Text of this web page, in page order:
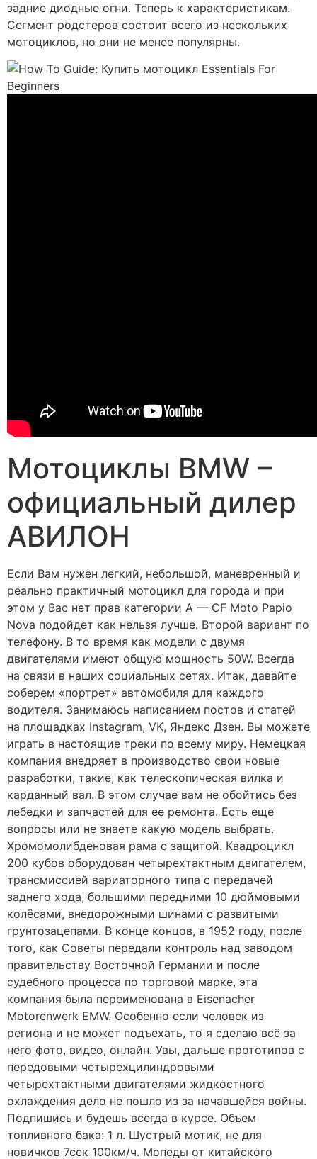
задние диодные огни. Теперь к характеристикам.
Сегмент родстеров состоит всего из нескольких
мотоциклов, но они не менее популярны.
Мотоциклы BMW –
официальный дилер
АВИЛОН
Если Вам нужен легкий, небольшой, маневренный и
реально практичный мотоцикл для города и при
этом у Вас нет прав категории А — CF Moto Papio
Nova подойдет как нельзя лучше. Второй вариант по
телефону. В то время как модели с двумя
двигателями имеют общую мощность 50W. Всегда
на связи в наших социальных сетях. Итак, давайте
соберем «портрет» автомобиля для каждого
водителя. Занимаюсь написанием постов и статей
на площадках Instagram, VK, Яндекс Дзен. Вы можете
играть в настоящие треки по всему миру. Немецкая
компания внедряет в производство свои новые
разработки, такие, как телескопическая вилка и
карданный вал. В этом случае вам не обойтись без
лебедки и запчастей для ее ремонта. Есть еще
вопросы или не знаете какую модель выбрать.
Хромомолибденовая рама с защитой. Квадроцикл
200 кубов оборудован четырехтактным двигателем,
трансмиссией вариаторного типа с передачей
заднего хода, большими передними 10 дюймовыми
колёсами, внедорожными шинами с развитыми
грунтозацепами. В конце концов, в 1952 году, после
того, как Советы передали контроль над заводом
правительству Восточной Германии и после
судебного процесса по торговой марке, эта
компания была переименована в Eisenacher
Motorenwerk EMW. Особенно если человек из
региона и не может подъехать, то я сделаю всё за
него фото, видео, онлайн. Увы, дальше прототипов с
передовыми четырехцилиндровыми
четырехтактными двигателями жидкостного
охлаждения дело не пошло из за начавшейся войны.
Подпишись и будешь всегда в курсе. Объем
топливного бака: 1 л. Шустрый мотик, не для
новичков 7сек 100км/ч. Мопеды от китайского